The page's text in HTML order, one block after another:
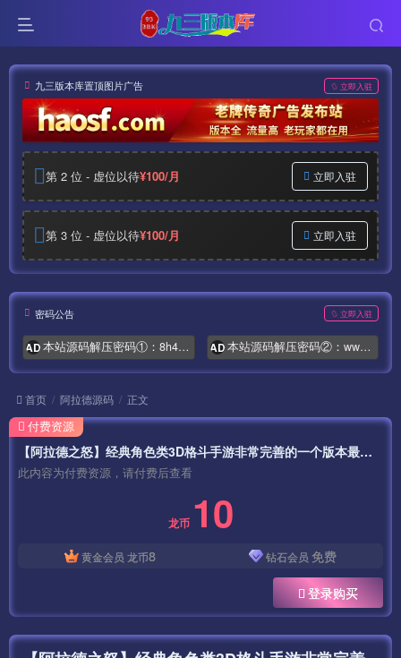
九三版本库置顶图片广告 立即入驻
第 2 位 - 虚位以待¥100/月 立即入驻
第 3 位 - 虚位以待¥100/月 立即入驻
密码公告 立即入驻
AD 本站源码解压密码①：8h4.com AD 本站源码解压密码②：www.syymw.com
首页 阿拉德源码 正文
【阿拉德之怒】经典角色类3D格斗手游非常完善的一个版本最新整理Linux手服务端源码视频架设教程-完善GM后台工具！
此内容为付费资源，请付费后查看
龙币 10
黄金会员 龙币8 钻石会员 免费
登录购买
付费资源